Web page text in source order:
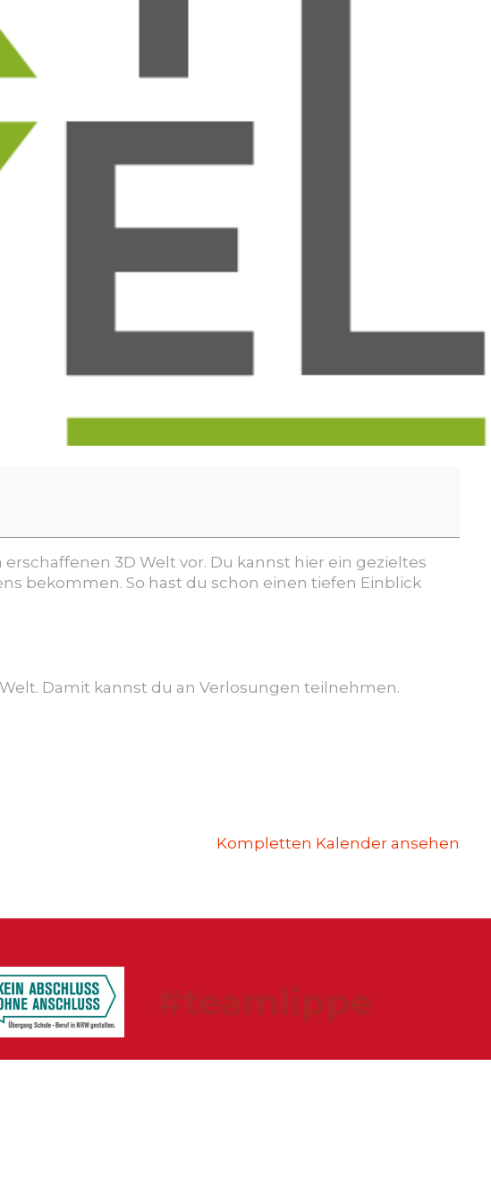
3D Welt vor. Du kannst hier ein gezieltes
bekommen. So hast du schon einen tiefen Einblick
Damit kannst du an Verlosungen teilnehmen.
Kompletten Kalender ansehen
#teamlippe